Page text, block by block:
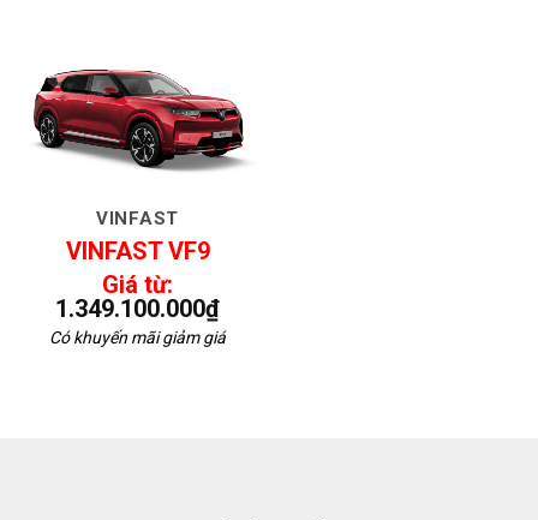
VINFAST
VINFAST VF9
Giá từ:
1.349.100.000₫
Có khuyến mãi giảm giá